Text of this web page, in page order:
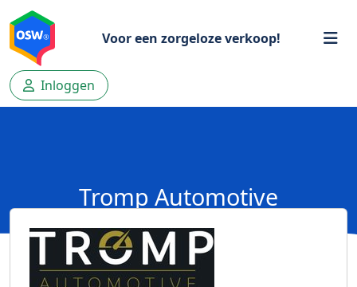
Voor een zorgeloze verkoop!
Inloggen
Tromp Automotive